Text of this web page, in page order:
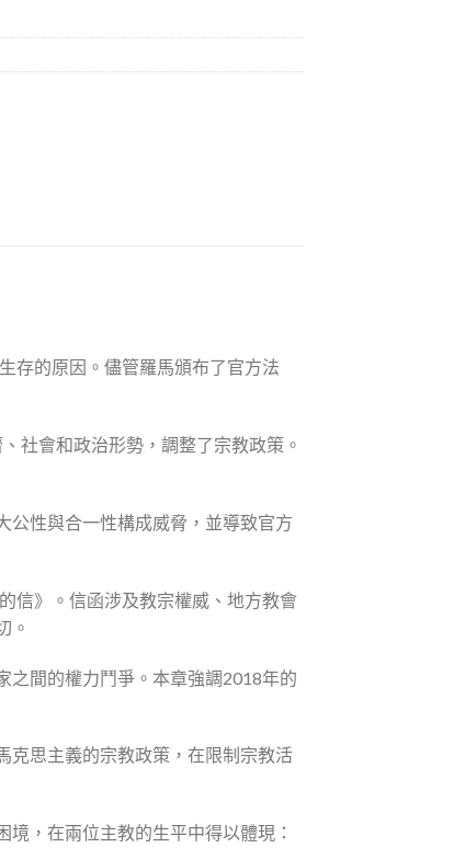
存的原因。儘管羅馬頒布了官方法
社會和政治形勢，調整了宗教政策。
公性與合一性構成威脅，並導致官方
信》。信函涉及教宗權威、地方教會
。
之間的權力鬥爭。本章強調2018年的
克思主義的宗教政策，在限制宗教活
，在兩位主教的生平中得以體現：